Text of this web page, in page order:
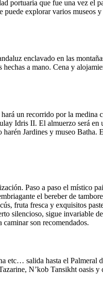
portuaria que fue una vez el
explorar varios museos
enclavado en las
hechas a mano. Cena y
un recorrido por la medina
Idris II. El almuerzo será en
Jardines y museo Batha.
Paso a paso el místico
el bereber de
fruta fresca y exquisitos
silencioso, sigue invariable
son recomendados.
etc… salida hasta el Palmeral
N’kob Tansikht oasis y